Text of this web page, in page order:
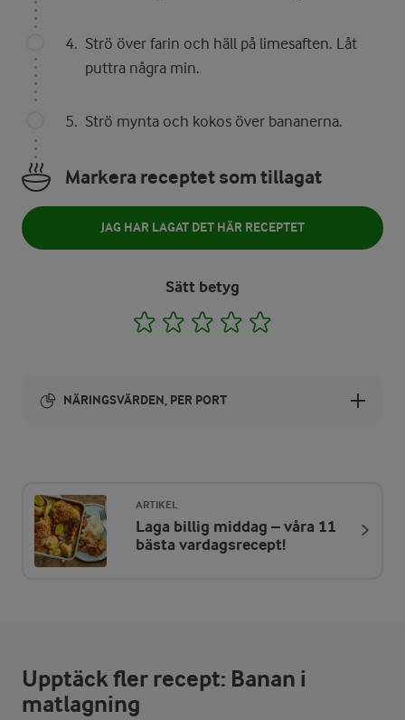
Strö över farin och häll på limesaften. Låt
puttra några min.
Strö mynta och kokos över bananerna.
Markera receptet som tillagat
JAG HAR LAGAT DET HÄR RECEPTET
Sätt betyg
1 2 3 4
NÄRINGSVÄRDEN, PER PORT
ENERGIDISTRIBUTION %
NÄRINGSVÄRDEN PER PORT
Fett:
38,6 %
11,4 g
ARTIKEL
Laga billig middag – våra 11
bästa vardagsrecept!
Upptäck fler recept: Banan i
matlagning